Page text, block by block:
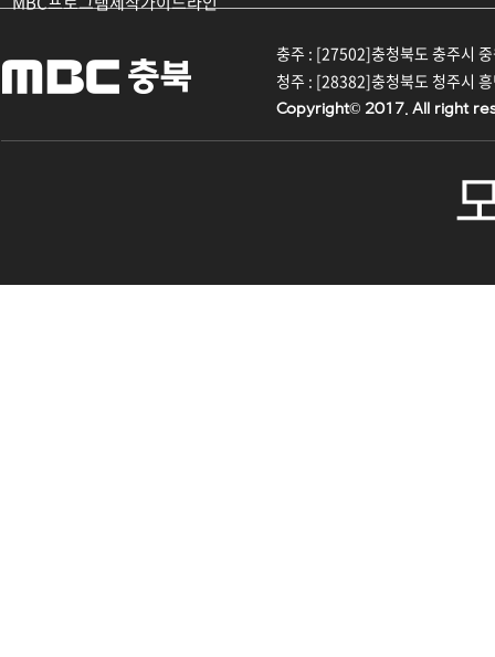
충주 : [27502]충청북도 충주시
청주 : [28382]충청북도 청주시
Copyright© 2017. All right